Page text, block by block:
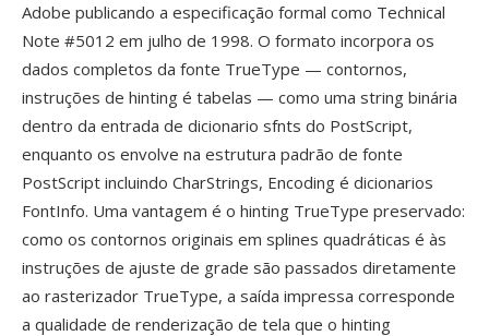
Adobe publicando a especificação formal como Technical
Note #5012 em julho de 1998. O formato incorpora os
dados completos da fonte TrueType — contornos,
instruções de hinting é tabelas — como uma string binária
dentro da entrada de dicionario sfnts do PostScript,
enquanto os envolve na estrutura padrão de fonte
PostScript incluindo CharStrings, Encoding é dicionarios
FontInfo. Uma vantagem é o hinting TrueType preservado:
como os contornos originais em splines quadráticas é às
instruções de ajuste de grade são passados diretamente
ao rasterizador TrueType, a saída impressa corresponde
a qualidade de renderização de tela que o hinting